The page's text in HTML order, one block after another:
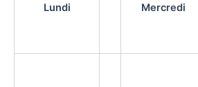
Lundi Mercredi